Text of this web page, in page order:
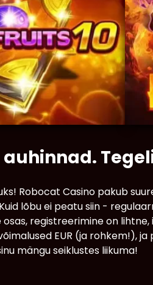
Robocat Casino pakub
lõbu ei peatu siin -
registreerimine on
EUR (ja rohkem!),
mängu seiklustes liikuma!